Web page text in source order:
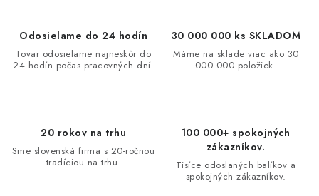
c
Odosielame do 24 hodín
Tovar odosielame najneskôr do
24 hodín počas pracovných dní.
30 000 000 ks SKLADOM
Máme na sklade viac ako 30
000 000 položiek.
20 rokov na trhu
Sme slovenská firma s 20-ročnou
tradíciou na trhu.
100 000+ spokojných
zákazníkov.
Tisíce odoslaných balíkov a
spokojných zákazníkov.